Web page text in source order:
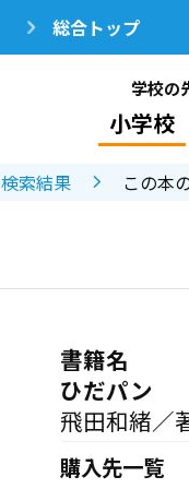
総合トップ
学校の
小学校
検索結果 この本
書籍名
ひだパン
飛田和緒／
購入先一覧